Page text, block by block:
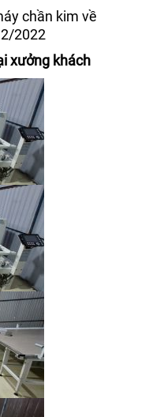
chần kim về
2022
xưởng khách